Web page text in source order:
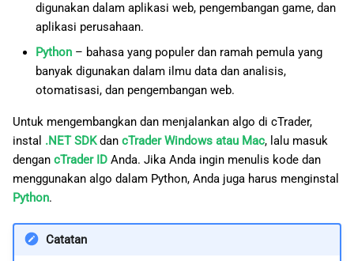
digunakan dalam aplikasi web, pengembangan game, dan
aplikasi perusahaan.
Python– bahasa yang populer dan ramah pemula yang
banyak digunakan dalam ilmu data dan analisis,
otomatisasi, dan pengembangan web.
Untuk mengembangkan dan menjalankan algo di cTrader,
instal .NET SDKdan cTrader Windows atau Mac, lalu masuk
dengan cTrader ID Anda. Jika Anda ingin menulis kode dan
menggunakan algo dalam Python, Anda juga harus menginstal
Python.
Catatan